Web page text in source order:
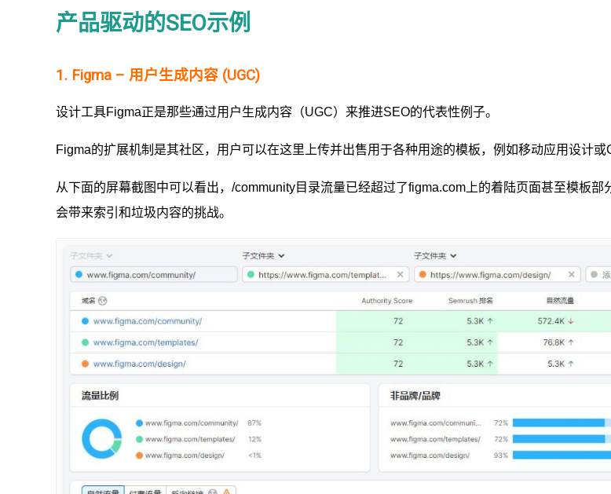
产品驱动的SEO示例
1. Figma – 用户生成内容 (UGC)
设计工具Figma正是那些通过用户生成内容（UGC）来推进SEO的代表性例子。
Figma的扩展机制是其社区，用户可以在这里上传并出售用于各种用途的模板，例如移动应用设计或
从下面的屏幕截图中可以看出，/community目录流量已经超过了figma.com上的着陆页面甚至模板
会带来索引和垃圾内容的挑战。